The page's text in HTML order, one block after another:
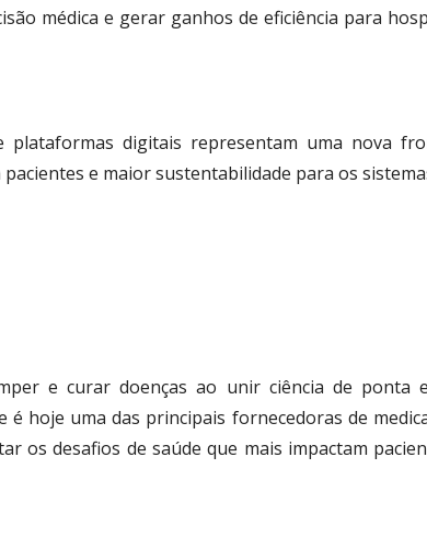
médica e gerar ganhos de eficiência para
digitais representam uma nova
e maior sustentabilidade para os
e curar doenças ao unir ciência de ponta
é hoje uma das principais fornecedoras de
os desafios de saúde que mais impactam